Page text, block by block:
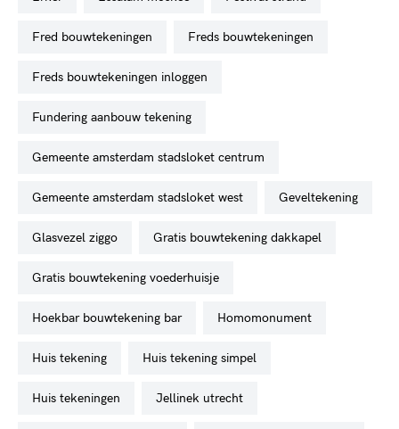
fred bouwtekeningen freds bouwtekeningen
freds bouwtekeningen inloggen
fundering aanbouw tekening
gemeente amsterdam stadsloket centrum
gemeente amsterdam stadsloket west geveltekening
glasvezel ziggo gratis bouwtekening dakkapel
gratis bouwtekening voederhuisje
hoekbar bouwtekening bar homomonument
huis tekening huis tekening simpel
huis tekeningen jellinek utrecht